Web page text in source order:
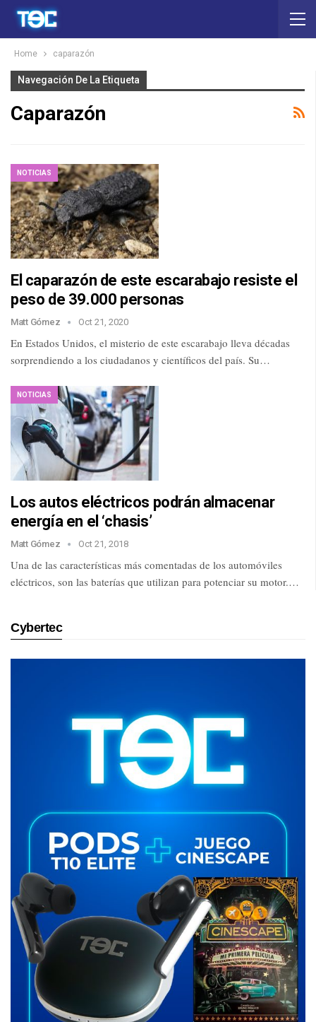
Home caparazón
Navegación De La Etiqueta
Caparazón
NOTICIAS
El caparazón de este escarabajo resiste el
peso de 39.000 personas
Matt Gómez Oct 21, 2020
En Estados Unidos, el misterio de este escarabajo lleva décadas
sorprendiendo a los ciudadanos y científicos del país. Su…
NOTICIAS
Los autos eléctricos podrán almacenar
energía en el ‘chasis’
Matt Gómez Oct 21, 2018
Una de las características más comentadas de los automóviles
eléctricos, son las baterías que utilizan para potenciar su motor.…
Cybertec